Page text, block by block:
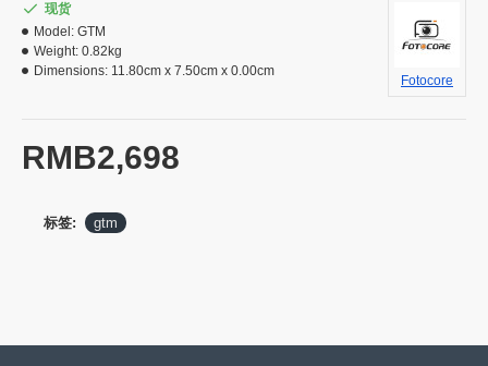
RMB2,698
现货
Model: GTM
Weight: 0.82kg
Dimensions: 11.80cm x 7.50cm x 0.00cm
Fotocore
标签: gtm